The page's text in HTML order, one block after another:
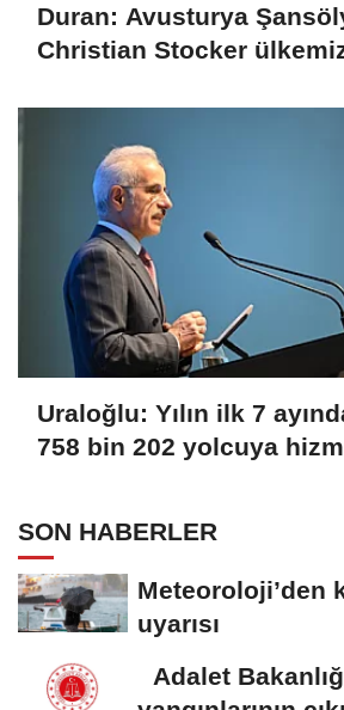
Duran: Avusturya
Christian Stocker
Uraloğlu: Yılın ilk 7
758 bin 202 yolcuya
SON HABERLER
Meteoroloji’den
uyarısı
Adalet